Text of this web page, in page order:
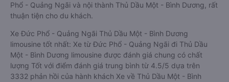
Phổ - Quảng Ngãi và nội thành Thủ Dầu Một - Bình Dương, rất
thuận tiện cho du khách.
Xe Đức Phổ - Quảng Ngãi Thủ Dầu Một - Bình Dương
limousine tốt nhất: Xe từ Đức Phổ - Quảng Ngãi đi Thủ Dầu
Một - Bình Dương limousine được đánh giá chung có chất
lượng Tốt với điểm đánh giá trung bình từ 4.5/5 dựa trên
3332 phản hồi của hành khách Xe về Thủ Dầu Một - Bình